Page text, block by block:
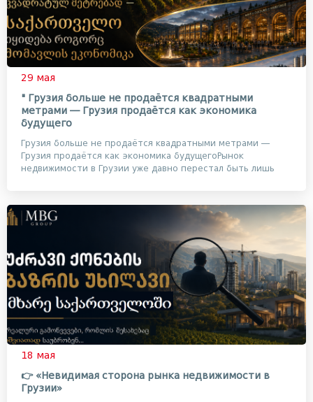
29 мая
" Грузия больше не продаётся квадратными
метрами — Грузия продаётся как экономика
будущего
Грузия больше не продаётся квадратными метрами —
Грузия продаётся как экономика будущегоРынок
недвижимости в Грузии уже давно перестал быть лишь
18 мая
👉 «Невидимая сторона рынка недвижимости в
Грузии»